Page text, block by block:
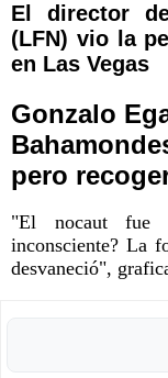
El director
(LFN) vio la
en Las Vegas
Gonzalo
pero
"El nocaut fue
inconsciente? La
desvaneció",